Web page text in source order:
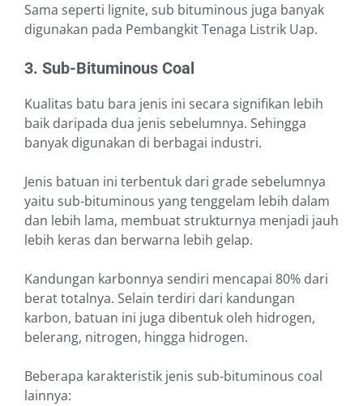
Sama seperti lignite, sub bituminous juga banyak
digunakan pada Pembangkit Tenaga Listrik Uap.
3. Sub-Bituminous Coal
Kualitas batu bara jenis ini secara signifikan lebih
baik daripada dua jenis sebelumnya. Sehingga
banyak digunakan di berbagai industri.
Jenis batuan ini terbentuk dari grade sebelumnya
yaitu sub-bituminous yang tenggelam lebih dalam
dan lebih lama, membuat strukturnya menjadi jauh
lebih keras dan berwarna lebih gelap.
Kandungan karbonnya sendiri mencapai 80% dari
berat totalnya. Selain terdiri dari kandungan
karbon, batuan ini juga dibentuk oleh hidrogen,
belerang, nitrogen, hingga hidrogen.
Beberapa karakteristik jenis sub-bituminous coal
lainnya: